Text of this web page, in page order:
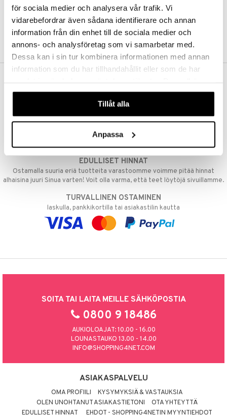
för sociala medier och analysera vår trafik. Vi
vidarebefordrar även sådana identifierare och annan
information från din enhet till de sociala medier och
annons- och analysföretag som vi samarbetar med.
Dessa kan i sin tur kombinera informationen med annan
information som du har tillhandahållit eller som de har
våra cookies vid fortsatt användande av vår webbplats.
Tillåt alla
Anpassa
LUO ASIAKAS
Aina maksuton vaihtoehto, huolimatta siitä ostatko yksittäisen
tuotteen tai koko tilauksellesi joka ylittää 50 €.
NOPEAT TOIMITUKSET
Ennen kello 13.00 tehdyt tilaukset lähetetään normaalisti samana
EDULLISET HINNAT
Ostamalla suuria eriä tuotteita varastoomme voimme pitää hinnat
alhaisina juuri Sinua varten! Voit olla varma, että teet löytöjä sivuillamme.
TURVALLINEN OSTAMINEN
laskulla, pankkikortilla tai asiakastilin kautta
SOITA TAI LAITA MEILLE SÄHKÖPOSTIA
0800 9 18486
AUKIOLOAJAT: 10.00 - 16.00
LOUNASTAUKO 13.00 - 14.00
INFO@SHOPPING4NET.COM
ASIAKASPALVELU
OMA PROFIILI
KYSYMYKSIÄ & VASTAUKSIA
OLEN UNOHTANUT ASIAKASTIETONI
OTA YHTEYTTÄ
EDULLISET HINNAT
EHDOT - SHOPPING4NETIN MYYNTIEHDOT